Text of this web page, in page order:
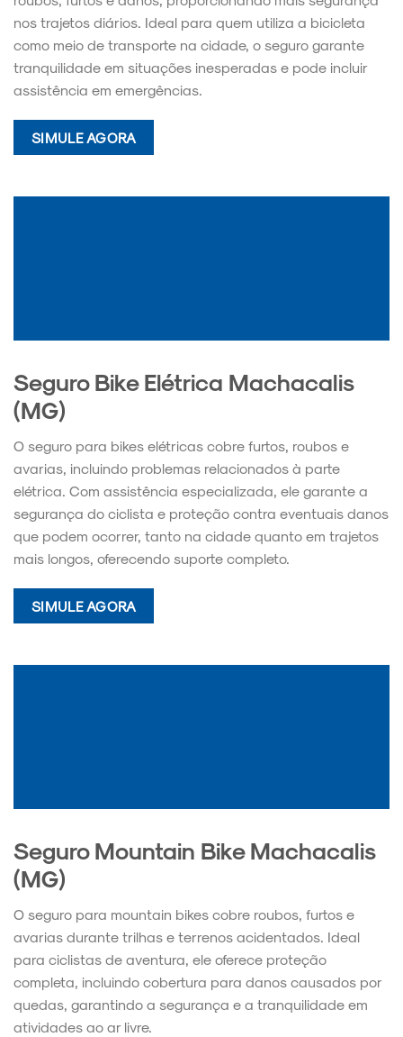
nos trajetos diários. Ideal para quem utiliza a bicicleta
como meio de transporte na cidade, o seguro garante
tranquilidade em situações inesperadas e pode incluir
assistência em emergências.
SIMULE AGORA
Seguro Bike Elétrica Machacalis
(MG)
O seguro para bikes elétricas cobre furtos, roubos e
avarias, incluindo problemas relacionados à parte
elétrica. Com assistência especializada, ele garante a
segurança do ciclista e proteção contra eventuais danos
que podem ocorrer, tanto na cidade quanto em trajetos
mais longos, oferecendo suporte completo.
SIMULE AGORA
Seguro Mountain Bike Machacalis
(MG)
O seguro para mountain bikes cobre roubos, furtos e
avarias durante trilhas e terrenos acidentados. Ideal
para ciclistas de aventura, ele oferece proteção
completa, incluindo cobertura para danos causados por
quedas, garantindo a segurança e a tranquilidade em
atividades ao ar livre.